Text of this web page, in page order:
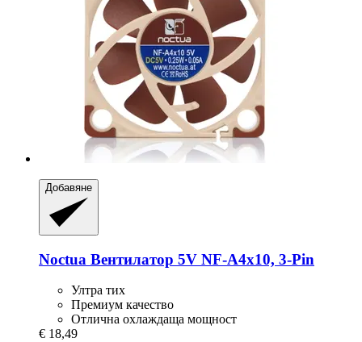
Добавяне
Noctua Вентилатор 5V NF-​A4x10, 3-​Pin
Ултра тих
Премиум качество
Отлична охлаждаща мощност
€ 18,49